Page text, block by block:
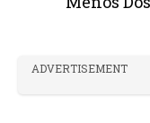
ADVERTISEMENT